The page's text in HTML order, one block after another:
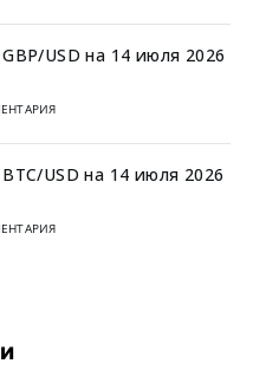
USD на 14 июля 2026
USD на 14 июля 2026